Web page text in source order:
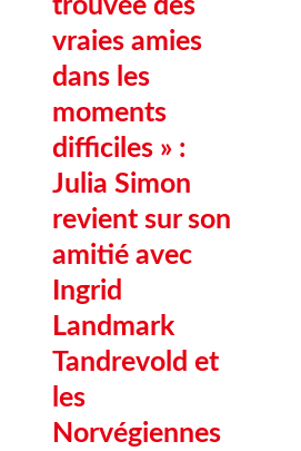
trouvée des
vraies amies
dans les
moments
difficiles » :
Julia Simon
revient sur son
amitié avec
Ingrid
Landmark
Tandrevold et
les
Norvégiennes